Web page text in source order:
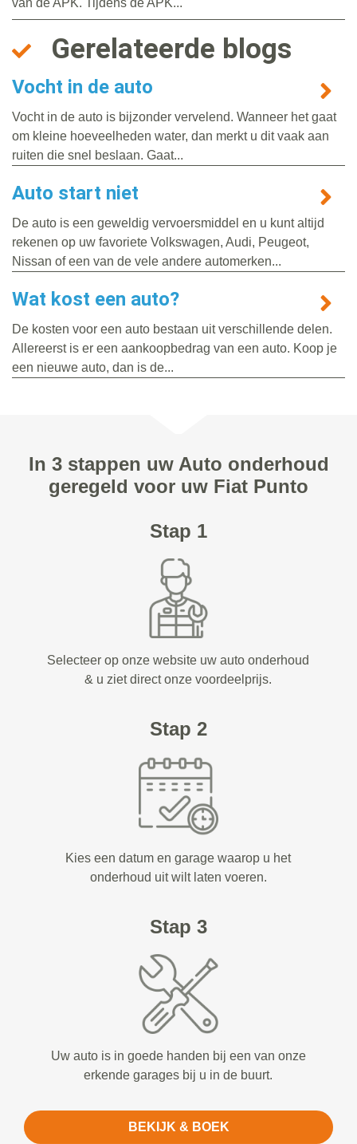
van de APK. Tijdens de APK...
Gerelateerde blogs
Vocht in de auto
Vocht in de auto is bijzonder vervelend. Wanneer het gaat
om kleine hoeveelheden water, dan merkt u dit vaak aan
ruiten die snel beslaan. Gaat...
Auto start niet
De auto is een geweldig vervoersmiddel en u kunt altijd
rekenen op uw favoriete Volkswagen, Audi, Peugeot,
Nissan of een van de vele andere automerken...
Wat kost een auto?
De kosten voor een auto bestaan uit verschillende delen.
Allereerst is er een aankoopbedrag van een auto. Koop je
een nieuwe auto, dan is de...
In 3 stappen uw Auto onderhoud
geregeld voor uw Fiat Punto
Stap 1
Selecteer op onze website uw auto onderhoud
& u ziet direct onze voordeelprijs.
Stap 2
Kies een datum en garage waarop u het
onderhoud uit wilt laten voeren.
Stap 3
Uw auto is in goede handen bij een van onze
erkende garages bij u in de buurt.
BEKIJK & BOEK